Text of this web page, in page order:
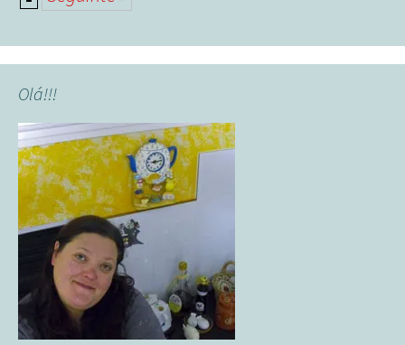
navigation
Olá!!!